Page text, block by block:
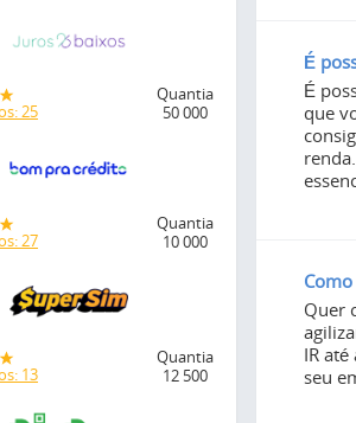
É
É
que
Quer
IR
seu
25
Quantia
50 000
27
Quantia
10 000
13
Quantia
12 500